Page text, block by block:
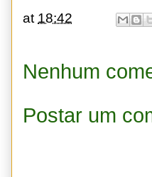
at 18:42
Nenhum
Postar um